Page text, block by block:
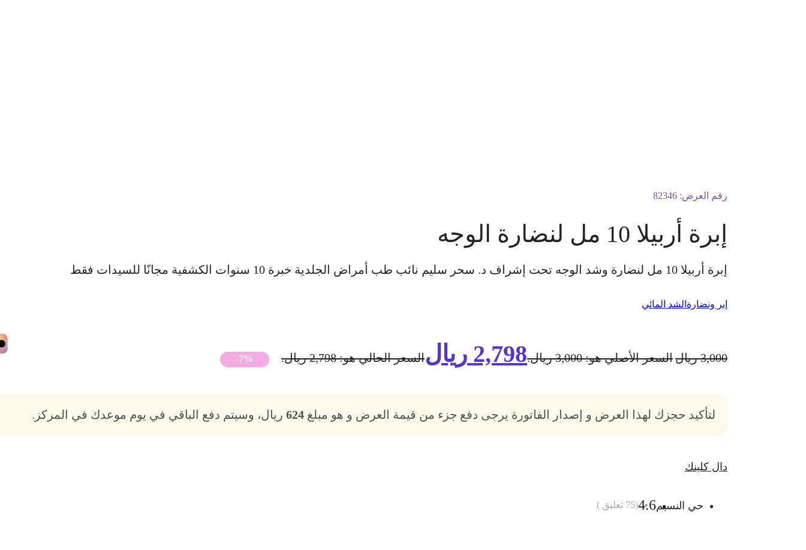
رقم العرض:82346
إبرة أربيلا 10 مل لنضارة الوجه
إبرة أربيلا 10 مل لنضارة وشد الوجه تحت إشراف د. سحر سليم نائب طب أمراض الجلدية خبرة 10 سنوات الكشفية مجانًا للسيدات فقط
إبر ونضارة الشد المائي
3,000 ريالالسعر الأصلي هو: 3,000 ريال. 2,798 ريالالسعر الحالي هو: 2,798 ريال. -7%
لتأكيد حجزك لهذا العرض و إصدار الفاتورة يرجى دفع جزء من قيمة العرض و هو مبلغ624 ريال، وسيتم دفع الباقي في يوم موعدك في المركز.
دال كلينك
حي النسيم4.6
(
75 تعليق )